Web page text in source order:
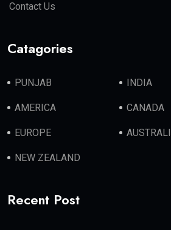
Contact Us
Catagories
PUNJAB INDIA
AMERICA CANADA
EUROPE
NEW ZEALAND
Recent Post